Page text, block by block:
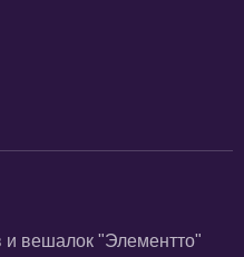
и вешалок "Элементто"